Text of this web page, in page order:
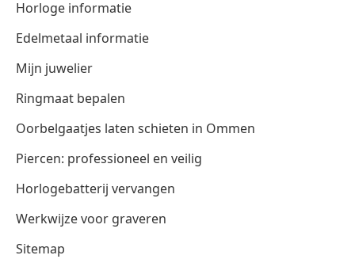
Horloge informatie
Edelmetaal informatie
Mijn juwelier
Ringmaat bepalen
Oorbelgaatjes laten schieten in Ommen
Piercen: professioneel en veilig
Horlogebatterij vervangen
Werkwijze voor graveren
Sitemap